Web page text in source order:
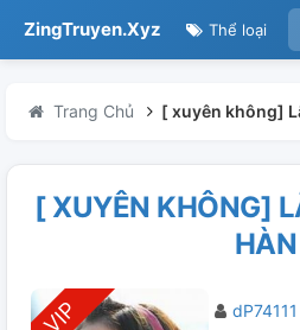
ZingTruyen.Xyz Thể loại
Trang Chủ [ xuyên không]
[ XUYÊN KHÔNG]
HÀN
dP74111